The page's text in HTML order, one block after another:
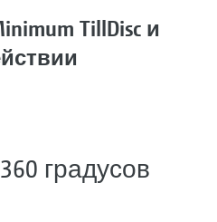
TillDisc и
градусов